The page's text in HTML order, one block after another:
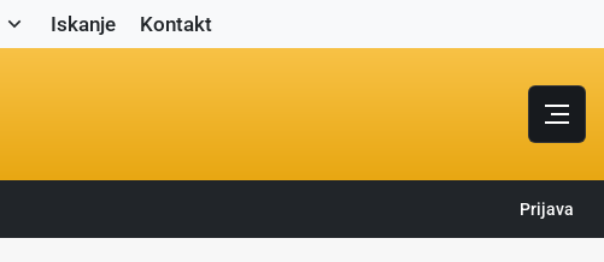
Iskanje Kontakt
Prijava